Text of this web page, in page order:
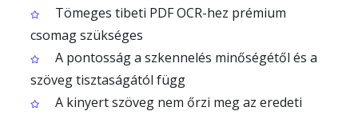
Tömeges tibeti PDF OCR-hez prémium
csomag szükséges
A pontosság a szkennelés minőségétől és a
szöveg tisztaságától függ
A kinyert szöveg nem őrzi meg az eredeti